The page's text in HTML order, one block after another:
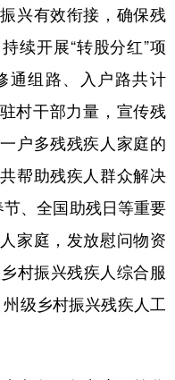
兴有效衔接，确保残
续开展“转股分红”项
通组路、入户路共计
村干部力量，宣传残
户多残残疾人家庭的
帮助残疾人群众解决
、全国助残日等重要
家庭，发放慰问物资
村振兴残疾人综合服
级乡村振兴残疾人工